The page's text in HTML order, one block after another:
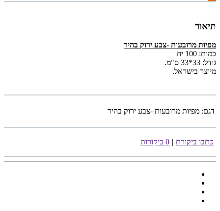
תיאור
מפיות מרובעות -צבע ירוק בהיר
כמות: 100 יח
גודל: 33*33 ס"מ.
מיוצר בישראל.
דגם: מפיות מרובעות -צבע ירוק בהיר
כתבו ביקורת | 0 ביקורות